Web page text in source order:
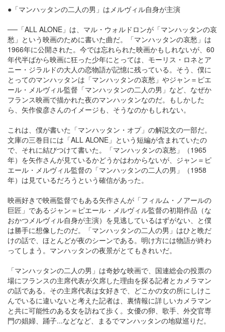
●「マンハッタンの二人の男」はメルヴィル自身が主演
──「ALL ALONE」は、マル・ウォルドロンが「マンハッタンの哀
愁」という映画のために書いた曲だ。「マンハッタンの哀愁」は
1966年に公開された。今では忘れられた映画かもしれないが、60
年代半ばから映画に狂った少年にとっては、モーリス・ロネとア
ニー・ジラルドの大人の恋物語が記憶に残っている。そう、僕に
とってのマンハッタンは「マンハッタンの哀愁」やジャン＝ピエ
ール・メルヴィル監督「マンハッタンの二人の男」など、なぜか
フランス映画で描かれた夜のマンハッタンなのだ。もしかした
ら、矢作俊彦さんのイメージも、そうなのかもしれない。
これは、僕が書いた「マンハッタン・オプ」の解説文の一部だ。
文庫の三巻目には「ALL ALONE」という短編が含まれていたの
で、それに結びつけて書いた。「マンハッタンの哀愁」（1965
年）を矢作さんが見ているかどうかはわからないが、ジャン＝ピ
エール・メルヴィル監督の「マンハッタンの二人の男」（1958
年）は見ているだろうという確信があった。
映画好きで映画監督でもある矢作さんが「フィルム・ノアールの
巨匠」であるジャン＝ピエール・メルヴィル監督の初期作品（な
おかつメルヴィル自身が主演）を見逃しているはずがない、と僕
は勝手に想像したのだ。「マンハッタンの二人の男」はひと晩だ
けの話で、ほとんどが夜のシーンである。明け方には物語が終わ
ってしまう。マンハッタンの夜景がとてもきれいだ。
「マンハッタンの二人の男」は奇妙な映画で、国連総会の投票の
場にフランスの主席代表が欠席した理由を探る記者とカメラマン
の話である。その主席代表は女好きで、どこかの女の所にしけこ
んでいるに違いないと考えた記者は、裏情報に詳しいカメラマン
と共に可能性のある女を訪ねて歩く。女優の卵、歌手、外交官専
門の娼婦、踊子...などなど、まるでマンハッタンの地獄巡りだ。